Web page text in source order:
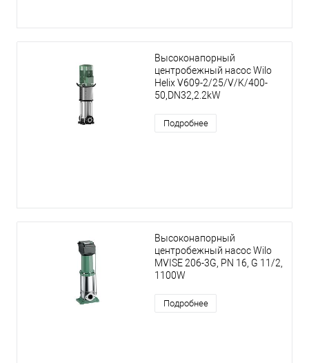
Высоконапорный
центробежный насос Wilo
Helix V609-2/25/V/K/400-
50,DN32,2.2kW
Подробнее
Высоконапорный
центробежный насос Wilo
MVISE 206-3G, PN 16, G 11/2,
1100W
Подробнее